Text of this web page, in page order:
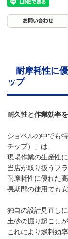
耐摩耗性に
ップ
耐久性と作業効率
ショベルの中でも
チップ）」は
現場作業の生産性
当店が取り扱うフ
耐摩耗性に優れた
長期間の使用でも
独自の設計見直し
土砂の掘り起こし
これにより燃料効